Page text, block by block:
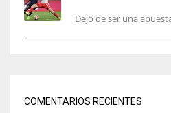
Dejó de ser una
COMENTARIOS RECIENTES